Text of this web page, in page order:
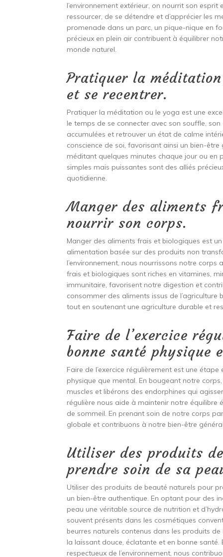
l’environnement extérieur, on nourrit son
ressourcer, de se détendre et d’apprécier les
promenade dans un parc, un pique-nique en
précieux en plein air contribuent à équilibrer
monde naturel.
Pratiquer la
et se recentrer.
Pratiquer la méditation ou le yoga est une
le temps de se connecter avec son souffle,
accumulées et retrouver un état de calme
conscience de soi, favorisant ainsi un bien-
méditant quelques minutes chaque jour ou en
simples mais puissantes sont des alliés
quotidienne.
Manger des aliments
nourrir son corps.
Manger des aliments frais et biologiques est
alimentation basée sur des produits non
l’environnement, nous nourrissons notre
frais et biologiques sont riches en vitamines,
immunitaire, favorisent notre digestion et
consommer des aliments issus de
tout en soutenant une agriculture durable et
Faire de l’exercice
bonne santé physique
Faire de l’exercice régulièrement est une
physique que mental. En bougeant notre
muscles et libérons des endorphines qui
régulière nous aide à maintenir notre
de sommeil. En prenant soin de notre corps
globale et contribuons à notre bien-être
Utiliser des produits
prendre soin de sa
Utiliser des produits de beauté naturels pour
un bien-être authentique. En optant pour des
peau une véritable source de nutrition et
souvent présents dans les cosmétiques
beurres naturels contenus dans les produits
la laissant douce, éclatante et en bonne
respectueux de l’environnement, nous